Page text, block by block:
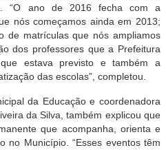
“O ano de 2016 fecha com a
nós começamos ainda em 2013;
de matrículas que nós ampliamos
dos professores que a Prefeitura
estava previsto e também a
das escolas”, completou.
da Educação e coordenadora
da Silva, também explicou que
que acompanha, orienta e
no Município. “Esses eventos têm